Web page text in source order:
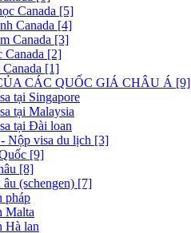
Canada [5]
Canada [4]
Canada [3]
Canada [2]
[1]
CÁC QUỐC GIÁ CHÂU Á [9]
tại Singapore
tại Malaysia
tại Đài loan
Nộp visa du lịch [3]
[9]
[8]
(schengen) [7]
pháp
Malta
Hà lan